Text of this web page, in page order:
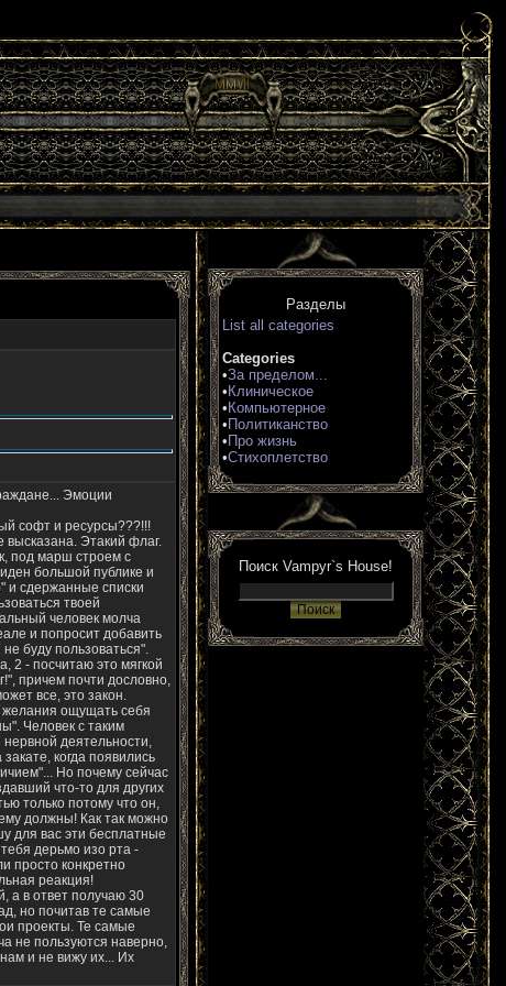
Эмоции
софт и ресурсы???!!!
высказана. Этакий флаг.
под марш строем с
большой публике и
и сдержанные списки
твоей
человек молча
и попросит добавить
буду пользоваться".
2 - посчитаю это мягкой
причем почти дословно,
все, это закон.
желания ощущать себя
Человек с таким
деятельности,
когда появились
Но почему сейчас
что-то для других
только потому что он,
должны! Как так можно
для вас эти бесплатные
дерьмо изо рта -
просто конкретно
реакция!
а в ответ получаю 30
но почитав те самые
проекты. Те самые
не пользуются наверно,
и не вижу их... Их
Разделы
List all categories
Categories
•За пределом...
• Клиническое
• Компьютерное
• Политиканство
• Про жизнь
•Стихоплетство
Поиск Vampyr`s House!